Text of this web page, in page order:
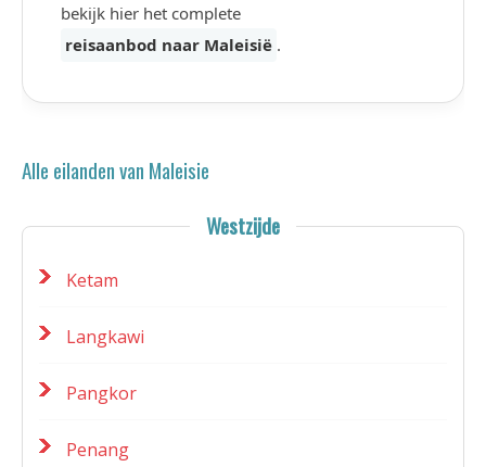
bekijk hier het complete
reisaanbod naar Maleisië .
Alle eilanden van Maleisie
Westzijde
Ketam
Langkawi
Pangkor
Penang